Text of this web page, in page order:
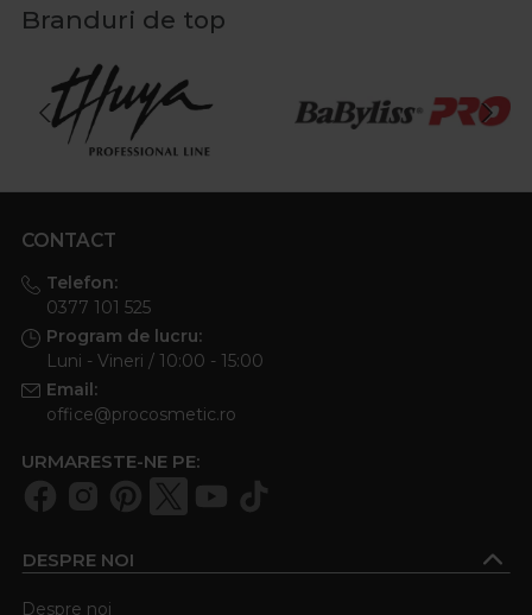
Branduri de top
CONTACT
Telefon:
0377 101 525
Program de lucru:
Luni - Vineri / 10:00 - 15:00
Email:
office@procosmetic.ro
URMARESTE-NE PE:
DESPRE NOI
Despre noi